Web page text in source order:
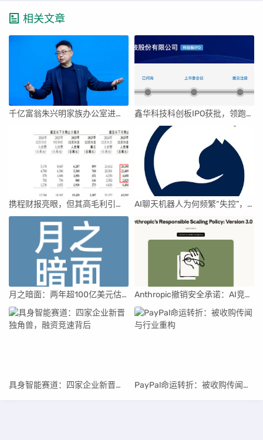
相关文章
千亿富翁朱兴明家族办公室进军VC圈 鑫华科技科创板IPO获批，领跑国内半导体材料市场
携程财报亮眼，但其高毛利引发行业争议 AI聊天机器人为何频繁“失控”，背后原因及解决方案解析
月之暗面：两年超100亿美元估值，K2.5引领AI新纪元 Anthropic撤销安全承诺：AI竞赛中的伦理与商业博弈
具身智能赛道：四家企业新晋独角兽，融资竞速背后 PayPal命运转折：被收购传闻与行业重构